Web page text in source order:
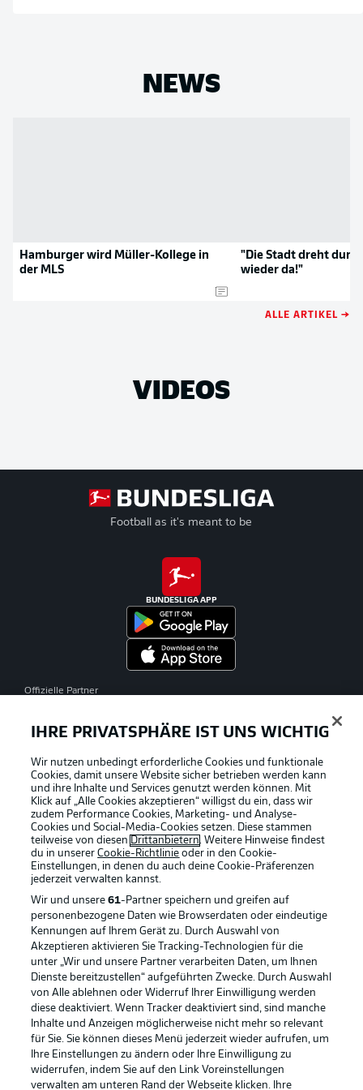
NEWS
Hamburger wird Müller-Kollege in
der MLS
"Die Stadt dreht
wieder da!"
ALLE ARTIKEL →
VIDEOS
Football as it's meant to be
BUNDESLIGA APP
Offizielle Partner
Rechtliche Hinweise Voreinstellungen verwalten
Datenschutz Nutzungsbedingungen
Kontakt Jobs
Impressum Partner
Spieler Liveticker
IHRE PRIVATSPHÄRE IST UNS WICHTIG
Wir nutzen unbedingt erforderliche Cookies und funktionale
Cookies, damit unsere Website sicher betrieben werden kann
und ihre Inhalte und Services genutzt werden können. Mit
Klick auf „Alle Cookies akzeptieren“ willigst du ein, dass wir
zudem Performance Cookies, Marketing- und Analyse-
Cookies und Social-Media-Cookies setzen. Diese stammen
teilweise von diesen Drittanbietern. Weitere Hinweise findest
du in unsererCookie-Richtlinie oder in den Cookie-
Einstellungen, in denen du auch deine Cookie-Präferenzen
jederzeit verwalten kannst.
Wir und unsere61-Partner speichern und greifen auf
personenbezogene Daten wie Browserdaten oder eindeutige
Kennungen auf Ihrem Gerät zu. Durch Auswahl von
Akzeptieren aktivieren Sie Tracking-Technologien für die
unter „Wir und unsere Partner verarbeiten Daten, um Ihnen
Dienste bereitzustellen“ aufgeführten Zwecke. Durch Auswahl
von Alle ablehnen oder Widerruf Ihrer Einwilligung werden
diese deaktiviert. Wenn Tracker deaktiviert sind, sind manche
Inhalte und Anzeigen möglicherweise nicht mehr so relevant
für Sie. Sie können dieses Menü jederzeit wieder aufrufen, um
Ihre Einstellungen zu ändern oder Ihre Einwilligung zu
widerrufen, indem Sie auf den Link Voreinstellungen
verwalten am unteren Rand der Webseite klicken. Ihre